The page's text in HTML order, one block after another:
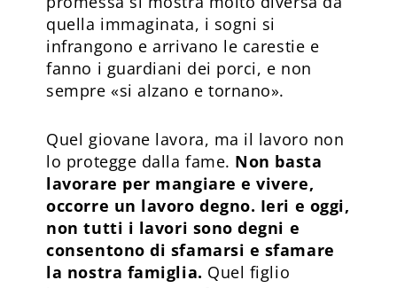
quella immaginata, i sogni si
infrangono e arrivano le carestie e
fanno i guardiani dei porci, e non
sempre «si alzano e tornano».
Quel giovane lavora, ma il lavoro non
lo protegge dalla fame. Non basta
lavorare per mangiare e vivere,
occorre un lavoro degno. Ieri e oggi,
non tutti i lavori sono degni e
consentono di sfamarsi e sfamare
la nostra famiglia. Quel figlio